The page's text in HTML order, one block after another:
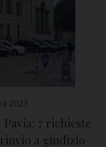
2023
7 richieste
a giudizio